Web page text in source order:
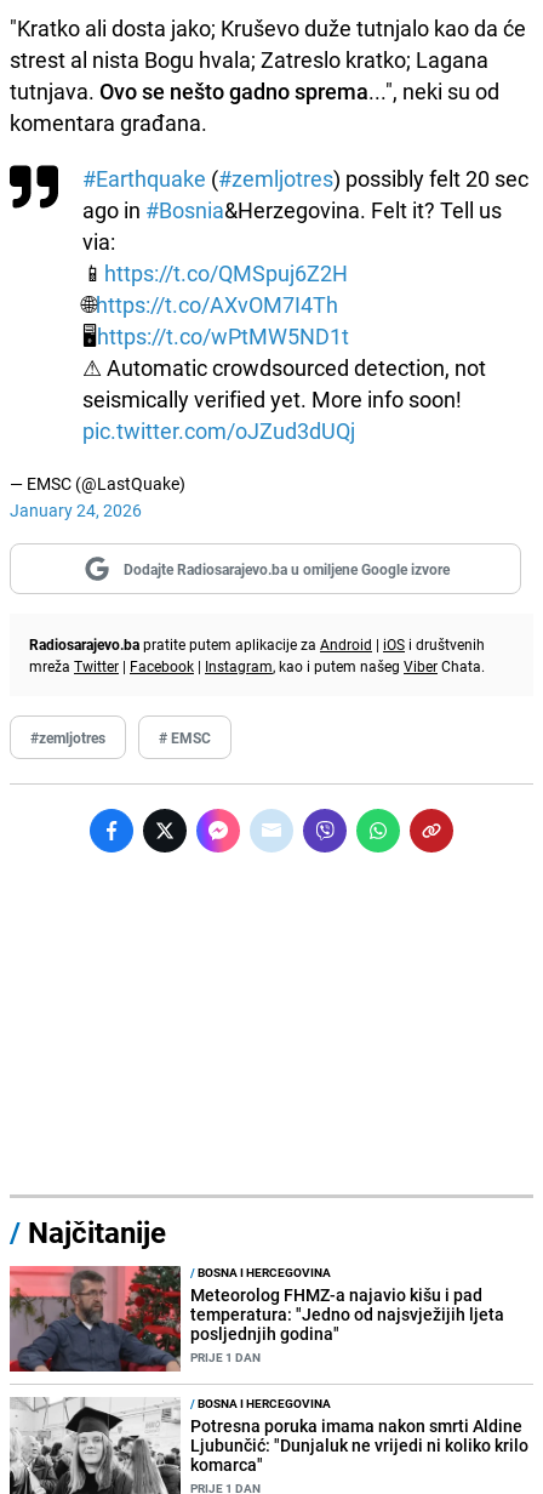
"Kratko ali dosta jako; Kruševo duže tutnjalo kao da će
strest al nista Bogu hvala; Zatreslo kratko; Lagana
tutnjava. Ovo se nešto gadno sprema...", neki su od
komentara građana.
#Earthquake (#zemljotres) possibly felt 20 sec
ago in #Bosnia&Herzegovina. Felt it? Tell us
via:
📱 https://t.co/QMSpuj6Z2H
🌐https://t.co/AXvOM7I4Th
🖥https://t.co/wPtMW5ND1t
⚠ Automatic crowdsourced detection, not
seismically verified yet. More info soon!
pic.twitter.com/oJZud3dUQj
— EMSC (@LastQuake)
January 24, 2026
Dodajte Radiosarajevo.ba u omiljene Google izvore
Radiosarajevo.bapratite putem aplikacije za Android | iOS i društvenih
mreža Twitter | Facebook | Instagram, kao i putem našeg ViberChata.
#zemljotres # EMSC
/ Najčitanije
/BOSNA I HERCEGOVINA
Meteorolog FHMZ-a najavio kišu i pad
temperatura: "Jedno od najsvježijih ljeta
posljednjih godina"
PRIJE 1 DAN
/BOSNA I HERCEGOVINA
Potresna poruka imama nakon smrti Aldine
Ljubunčić: "Dunjaluk ne vrijedi ni koliko krilo
komarca"
PRIJE 1 DAN